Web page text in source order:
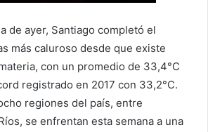
de ayer, Santiago completó el
más caluroso desde que existe
con un promedio de 33,4°C
registrado en 2017 con 33,2°C.
regiones del país, entre
se enfrentan esta semana a una